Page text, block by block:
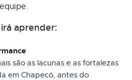
aprender:
são as lacunas e as fortalezas
em Chapecó, antes do